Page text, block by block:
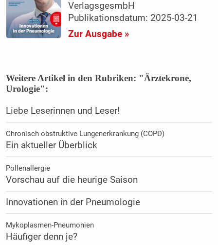
VerlagsgesmbH
Publikationsdatum: 2025-03-21
Zur Ausgabe »
Weitere Artikel in den Rubriken: "Ärztekrone,
Urologie":
Liebe Leserinnen und Leser!
Chronisch obstruktive Lungenerkrankung (COPD)
Ein aktueller Überblick
Pollenallergie
Vorschau auf die heurige Saison
Innovationen in der Pneumologie
Mykoplasmen-Pneumonien
Häufiger denn je?